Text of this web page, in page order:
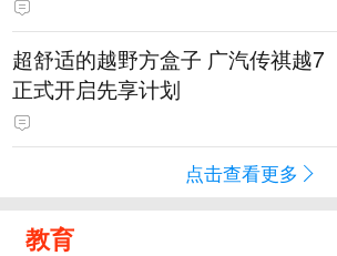
超舒适的越野方盒子 广汽传祺越7
正式开启先享计划
点击查看更多
教育